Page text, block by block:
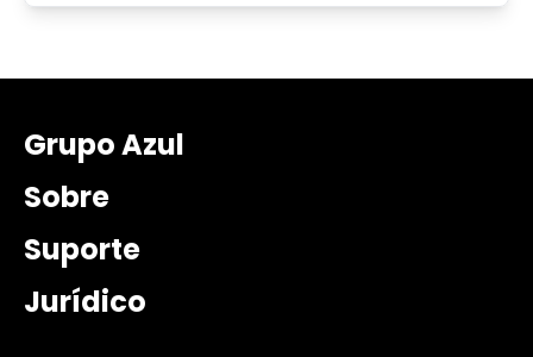
Grupo Azul
Sobre
Suporte
Jurídico